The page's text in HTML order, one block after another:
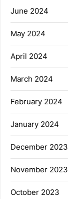
June 2024
May 2024
April 2024
March 2024
February 2024
January 2024
December 2023
November 2023
October 2023